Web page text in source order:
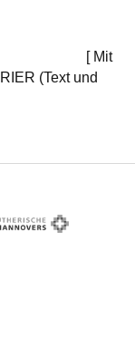
(Text und